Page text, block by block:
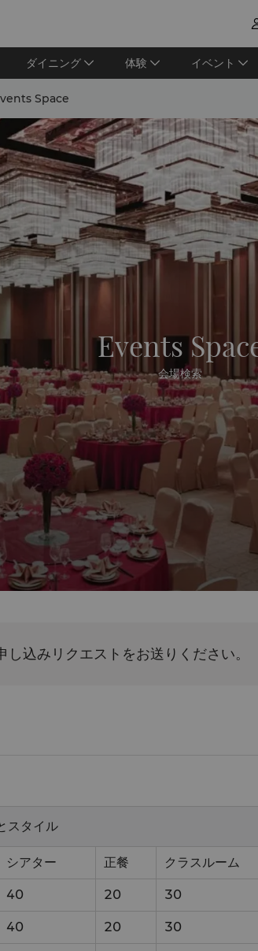
ダイニング 体験 イベント
Space
Events
会場検索
込みリクエストをお送りください。
スタイル
シアター 正餐 クラスルーム
40 20 30
40 20 30